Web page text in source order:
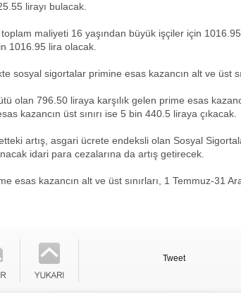
lirayı bulacak.
maliyeti 16 yaşından büyük işçiler için
1016.95 lira olacak.
sosyal sigortalar primine esas kazancın alt ve üst
olan 796.50 liraya karşılık gelen prime esas
kazancın üst sınırı ise 5 bin 440.5 liraya çıkacak.
artış, asgari ücrete endeksli olan Sosyal
idari para cezalarına da artış getirecek.
esas kazancın alt ve üst sınırları, 1 Temmuz-31
Tweet